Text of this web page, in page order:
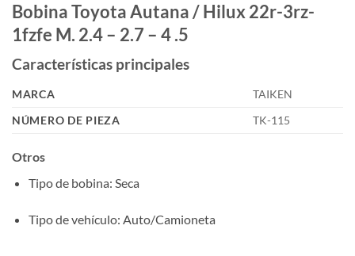
Bobina Toyota Autana / Hilux 22r-3rz-
1fzfe M. 2.4 – 2.7 – 4 .5
Características principales
MARCA
TAIKEN
NÚMERO DE PIEZA
TK-115
Otros
Tipo de bobina: Seca
Tipo de vehículo: Auto/Camioneta